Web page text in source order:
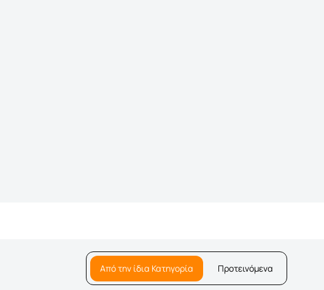
Από την ίδια Κατηγορία Προτεινόμενα